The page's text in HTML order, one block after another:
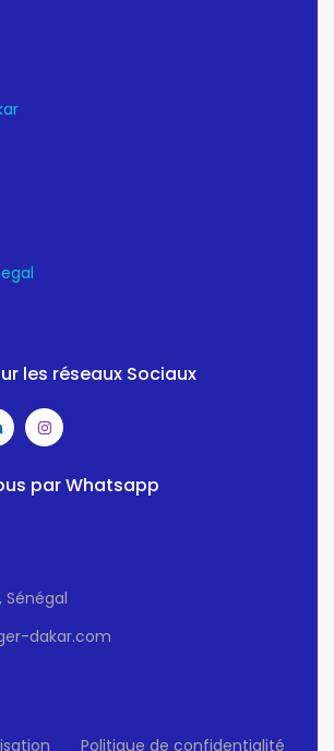
les réseaux Sociaux
par Whatsapp
Sénégal
dakar.com
Politique de confidentialité